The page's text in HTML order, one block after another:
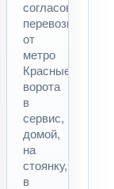
согласовать
перевозку
от
метро
Красные
ворота
в
сервис,
домой,
на
стоянку,
в